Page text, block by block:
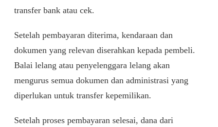
transfer bank atau cek.
Setelah pembayaran diterima, kendaraan dan
dokumen yang relevan diserahkan kepada pembeli.
Balai lelang atau penyelenggara lelang akan
mengurus semua dokumen dan administrasi yang
diperlukan untuk transfer kepemilikan.
Setelah proses pembayaran selesai, dana dari